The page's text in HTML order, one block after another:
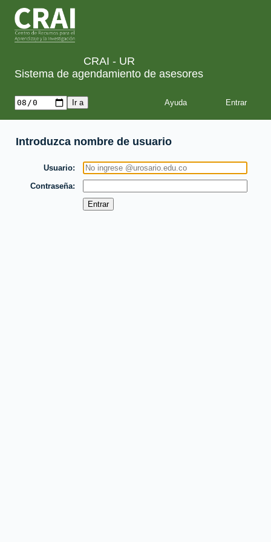
CRAI - UR
Sistema de agendamiento de asesores
Ayuda
Introduzca nombre de usuario
Usuario
Contraseña